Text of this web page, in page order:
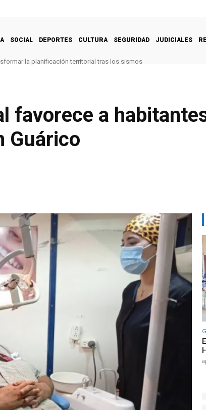
SOCIAL DEPORTES CULTURA SEGURIDAD JUDICIALES
la planificación territorial tras los sismos
favorece a
Guárico